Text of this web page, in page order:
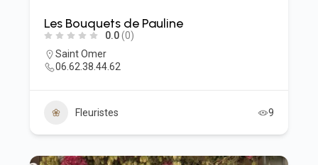
Les Bouquets de Pauline
0.0(0)
Saint Omer
06.62.38.44.62
Fleuristes 9